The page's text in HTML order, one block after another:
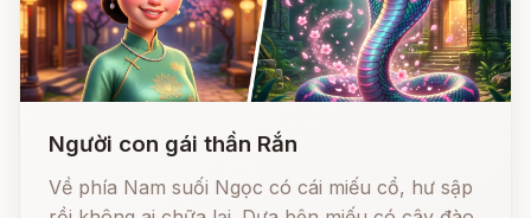
Người con gái thần Rắn
Về phía Nam suối Ngọc có cái miếu cổ, hư sập